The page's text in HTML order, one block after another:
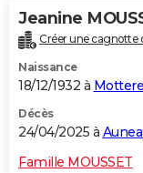
Jeanine
Créer une cagnotte
Naissance
18/12/1932 à
Décès
24/04/2025 à
Famille MOUSSET